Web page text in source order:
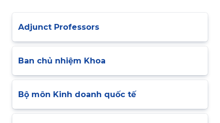
Adjunct Professors
Ban chủ nhiệm Khoa
Bộ môn Kinh doanh quốc tế